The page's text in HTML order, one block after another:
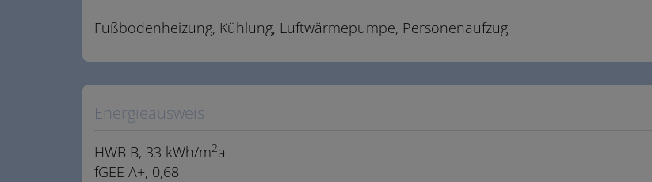
Fußbodenheizung Kühlung Luftwärmepumpe Personenaufzug
Energieausweis
HWB B, 33 kWh/m2a
fGEE A+, 0,68